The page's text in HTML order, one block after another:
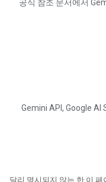
공식 참조 문서에서
Gemini API, Google AI
달리 명시되지 않는 한 이